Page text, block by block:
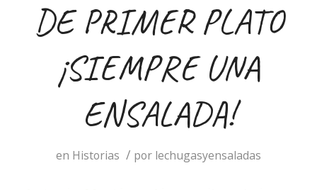
DE PRIMER PLATO
¡SIEMPRE UNA
ENSALADA!
en Historias / por lechugasyensaladas